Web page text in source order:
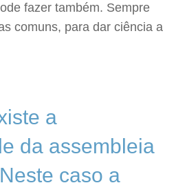
fazer também. Sempre
comuns, para dar ciência a
a
da assembleia
caso a